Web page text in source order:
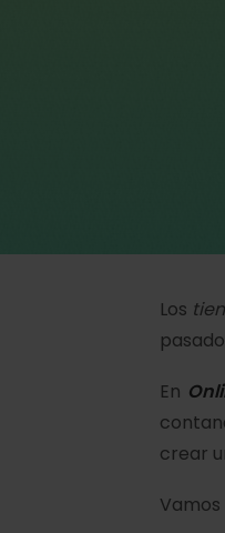
Los
En
crear